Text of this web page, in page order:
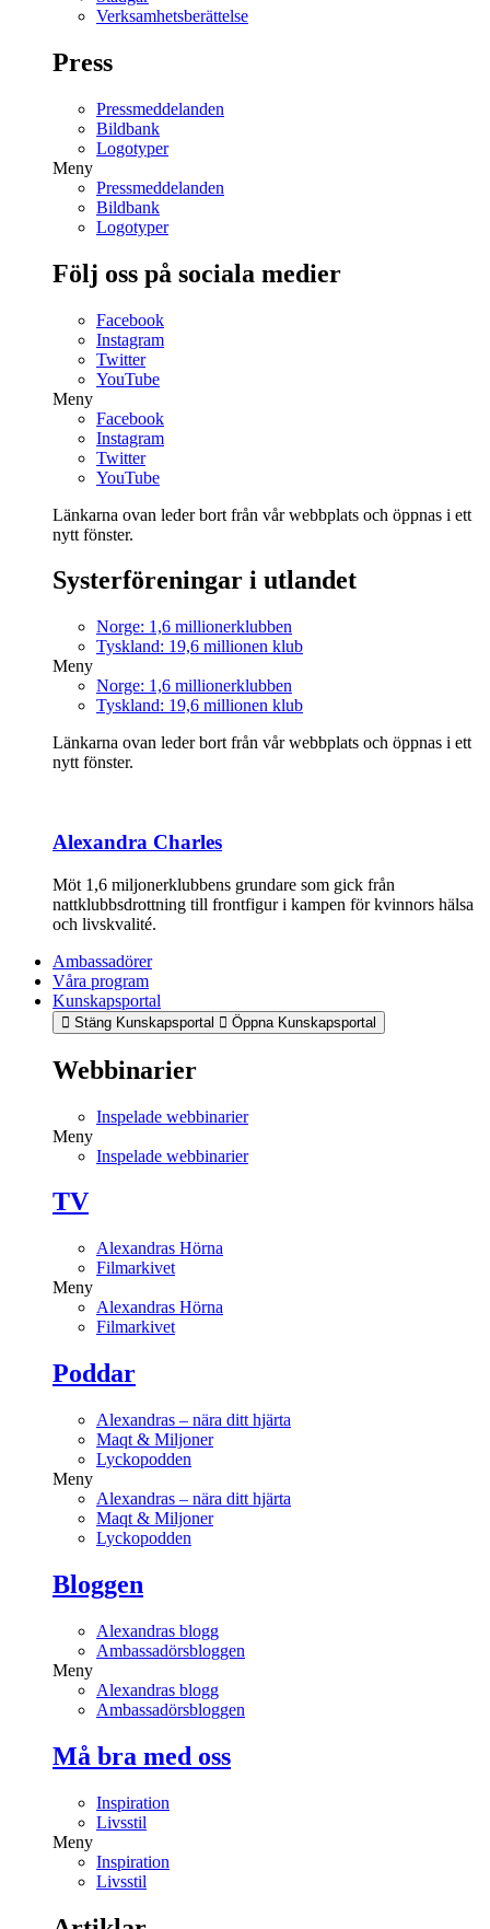
Verksamhetsberättelse
Press
Pressmeddelanden
Bildbank
Logotyper
Meny
Pressmeddelanden
Bildbank
Logotyper
Följ oss på sociala medier
Facebook
Instagram
Twitter
YouTube
Meny
Facebook
Instagram
Twitter
YouTube
Länkarna ovan leder bort från vår webbplats och öppnas i ett
nytt fönster.
Systerföreningar i utlandet
Norge: 1,6 millionerklubben
Tyskland: 19,6 millionen klub
Meny
Norge: 1,6 millionerklubben
Tyskland: 19,6 millionen klub
Länkarna ovan leder bort från vår webbplats och öppnas i ett
nytt fönster.
Alexandra Charles
Möt 1,6 miljonerklubbens grundare som gick från
nattklubbsdrottning till frontfigur i kampen för kvinnors hälsa
och livskvalité.
Ambassadörer
Våra program
Kunskapsportal
Stäng Kunskapsportal Öppna Kunskapsportal
Webbinarier
Inspelade webbinarier
Meny
Inspelade webbinarier
TV
Alexandras Hörna
Filmarkivet
Meny
Alexandras Hörna
Filmarkivet
Poddar
Alexandras – nära ditt hjärta
Maqt & Miljoner
Lyckopodden
Meny
Alexandras – nära ditt hjärta
Maqt & Miljoner
Lyckopodden
Bloggen
Alexandras blogg
Ambassadörsbloggen
Meny
Alexandras blogg
Ambassadörsbloggen
Må bra med oss
Inspiration
Livsstil
Meny
Inspiration
Livsstil